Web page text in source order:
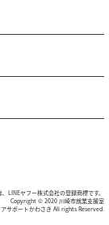
LINEヤフー株式会社の登録商標です。
Copyright © 2020 川崎市就業支援室
アサポートかわさき All rights Reserved.